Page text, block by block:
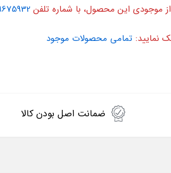
موجودی این محصول، با شماره تلفن
نمایید:تمامی محصولات موجود
ضمانت اصل بودن کالا